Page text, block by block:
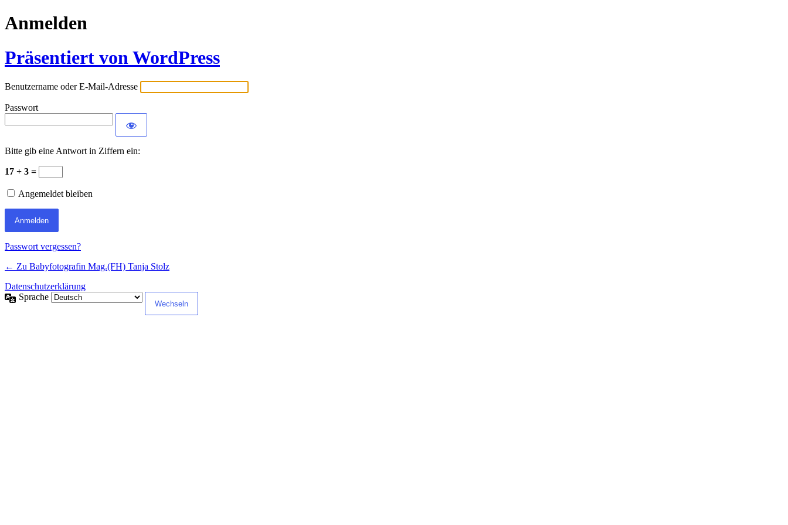
Anmelden
Präsentiert von WordPress
Benutzername oder E-Mail-Adresse
Passwort
Bitte gib eine Antwort in Ziffern ein:
17 + 3 =
Angemeldet bleiben
Passwort vergessen?
← Zu Babyfotografin Mag.(FH) Tanja Stolz
Datenschutzerklärung
Sprache